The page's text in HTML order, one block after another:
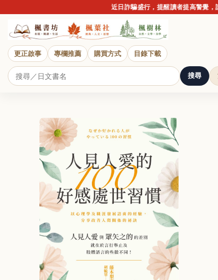
近日詐騙盛行，提醒讀者提高警覺，請勿
更正啟事 專欄推薦 購買方式 目錄下載
搜尋